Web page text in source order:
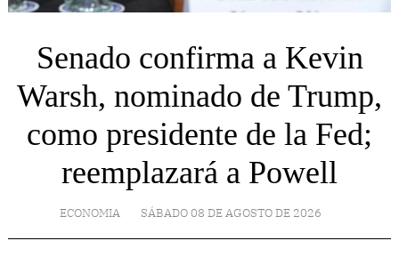
Senado confirma a Kevin
Warsh, nominado de Trump,
como presidente de la Fed;
reemplazará a Powell
ECONOMIA SÁBADO 08 DE AGOSTO DE 2026